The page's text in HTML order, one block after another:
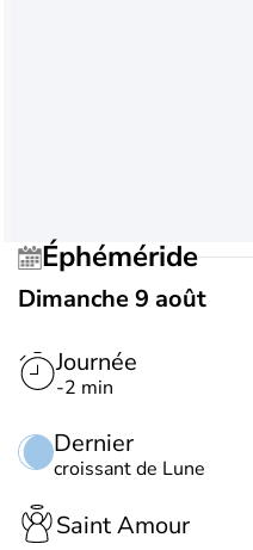
Éphéméride
Dimanche 9 août
Journée
-2 min
Dernier
croissant de Lune
Saint Amour